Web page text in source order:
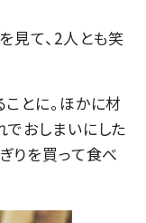
見て、2人とも笑
とに。ほかに材
でおしまいにした
りを買って食べ